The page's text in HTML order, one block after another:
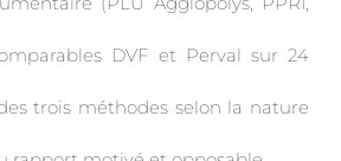
DVF et Perval sur 24
trois méthodes selon la nature